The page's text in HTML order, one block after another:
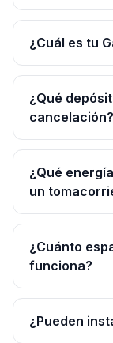
¿Cuál es tu
¿Qué
cancelación?
¿Qué
un
¿Cuánto
funciona?
¿Pueden